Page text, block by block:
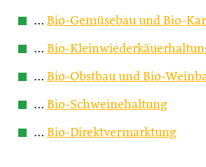
… Bio-Gemüsebau und Bio-
… Bio-
… Bio-Obstbau und Bio-
… Bio-Schweinehaltung
… Bio-Direktvermarktung